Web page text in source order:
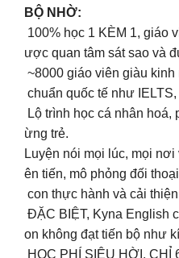
BỘ NHỜ:
100% học 1 KÈM 1, giáo
ược quan tâm sát sao và
~8000 giáo viên giàu
chuẩn quốc tế như
Lộ trình học cá nhân
ừng trẻ.
Luyện nói mọi lúc, mọi
ên tiến, mô phỏng đối
con thực hành và cải
ĐẶC BIỆT, Kyna English
on không đạt tiến bộ như
HỌC PHÍ SIÊU HỜI, CHỈ